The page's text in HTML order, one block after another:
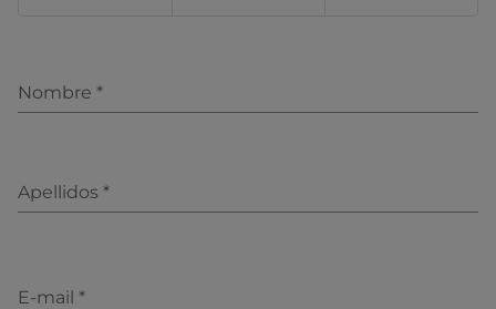
Nombre *
Apellidos *
E-mail *